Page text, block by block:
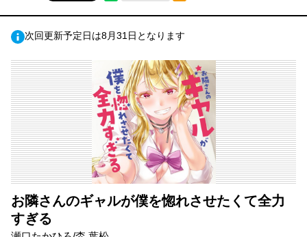
次回更新予定日は8月31日となります
お隣さんのギャルが僕を惚れさせたくて全力
すぎる